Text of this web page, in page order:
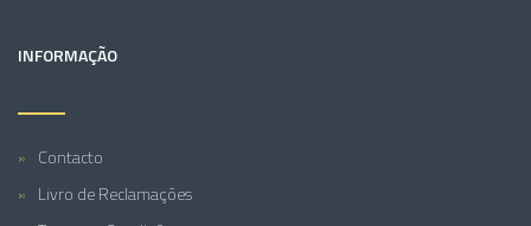
INFORMAÇÃO
Contacto
Livro de Reclamações